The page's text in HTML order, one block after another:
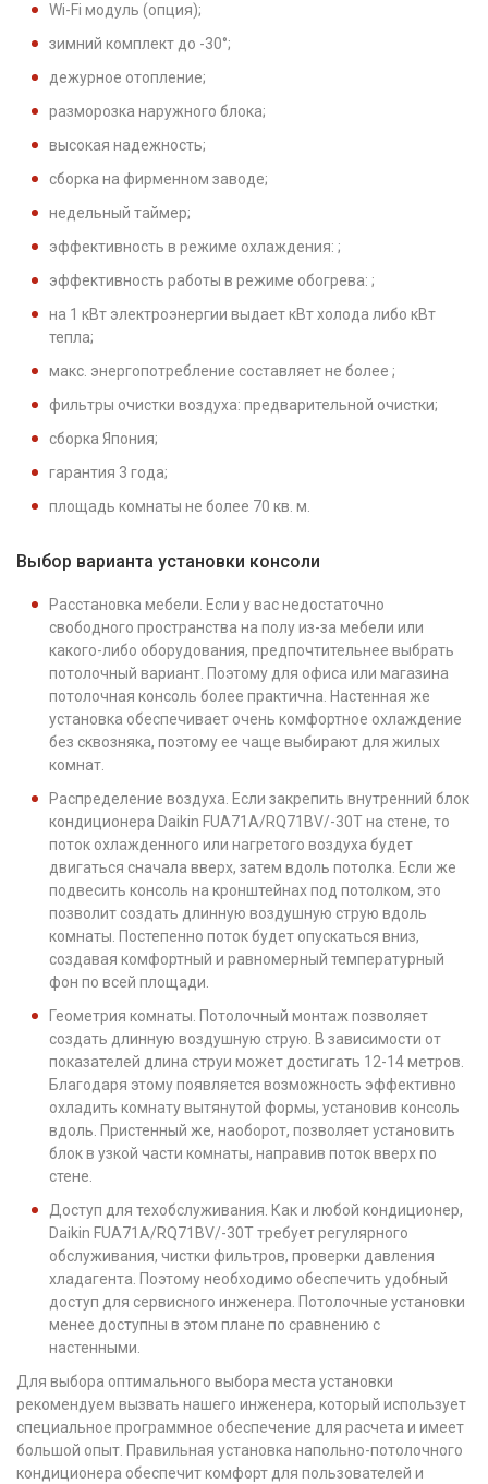
Wi-Fi модуль (опция);
зимний комплект до -30°;
дежурное отопление;
разморозка наружного блока;
высокая надежность;
сборка на фирменном заводе;
недельный таймер;
эффективность в режиме охлаждения: ;
эффективность работы в режиме обогрева: ;
на 1 кВт электроэнергии выдает кВт холода либо кВт
тепла;
макс. энергопотребление составляет не более ;
фильтры очистки воздуха: предварительной очистки;
сборка Япония;
гарантия 3 года;
площадь комнаты не более 70 кв. м.
Выбор варианта установки консоли
Расстановка мебели. Если у вас недостаточно
свободного пространства на полу из-за мебели или
какого-либо оборудования, предпочтительнее выбрать
потолочный вариант. Поэтому для офиса или магазина
потолочная консоль более практична. Настенная же
установка обеспечивает очень комфортное охлаждение
без сквозняка, поэтому ее чаще выбирают для жилых
комнат.
Распределение воздуха. Если закрепить внутренний блок
кондиционера Daikin FUA71A/RQ71BV/-30T на стене, то
поток охлажденного или нагретого воздуха будет
двигаться сначала вверх, затем вдоль потолка. Если же
подвесить консоль на кронштейнах под потолком, это
позволит создать длинную воздушную струю вдоль
комнаты. Постепенно поток будет опускаться вниз,
создавая комфортный и равномерный температурный
фон по всей площади.
Геометрия комнаты. Потолочный монтаж позволяет
создать длинную воздушную струю. В зависимости от
показателей длина струи может достигать 12-14 метров.
Благодаря этому появляется возможность эффективно
охладить комнату вытянутой формы, установив консоль
вдоль. Пристенный же, наоборот, позволяет установить
блок в узкой части комнаты, направив поток вверх по
стене.
Доступ для техобслуживания. Как и любой кондиционер,
Daikin FUA71A/RQ71BV/-30T требует регулярного
обслуживания, чистки фильтров, проверки давления
хладагента. Поэтому необходимо обеспечить удобный
доступ для сервисного инженера. Потолочные установки
менее доступны в этом плане по сравнению с
настенными.
Для выбора оптимального выбора места установки
рекомендуем вызвать нашего инженера, который использует
специальное программное обеспечение для расчета и имеет
большой опыт. Правильная установка напольно-потолочного
кондиционера обеспечит комфорт для пользователей и